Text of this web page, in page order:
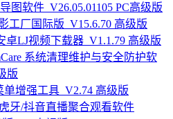
图软件_V26.05.01105 PC高级版
工厂国际版_V15.6.70 高级版
卓LJ视频下载器_V1.1.79 高级版
系统清理维护与安全防护软
版
单增强工具_V2.74 高级版
牙/抖音直播聚合观看软件